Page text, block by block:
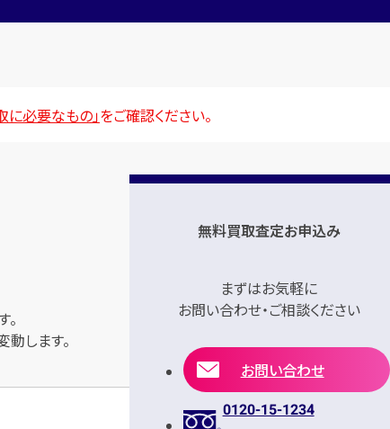
に必要なもの」をご確認ください。
します。
カ
無料買取査定お申込み
まずはお気軽に
お問い合わせ・ご相談ください
お問い合わせ
0120-15-1234